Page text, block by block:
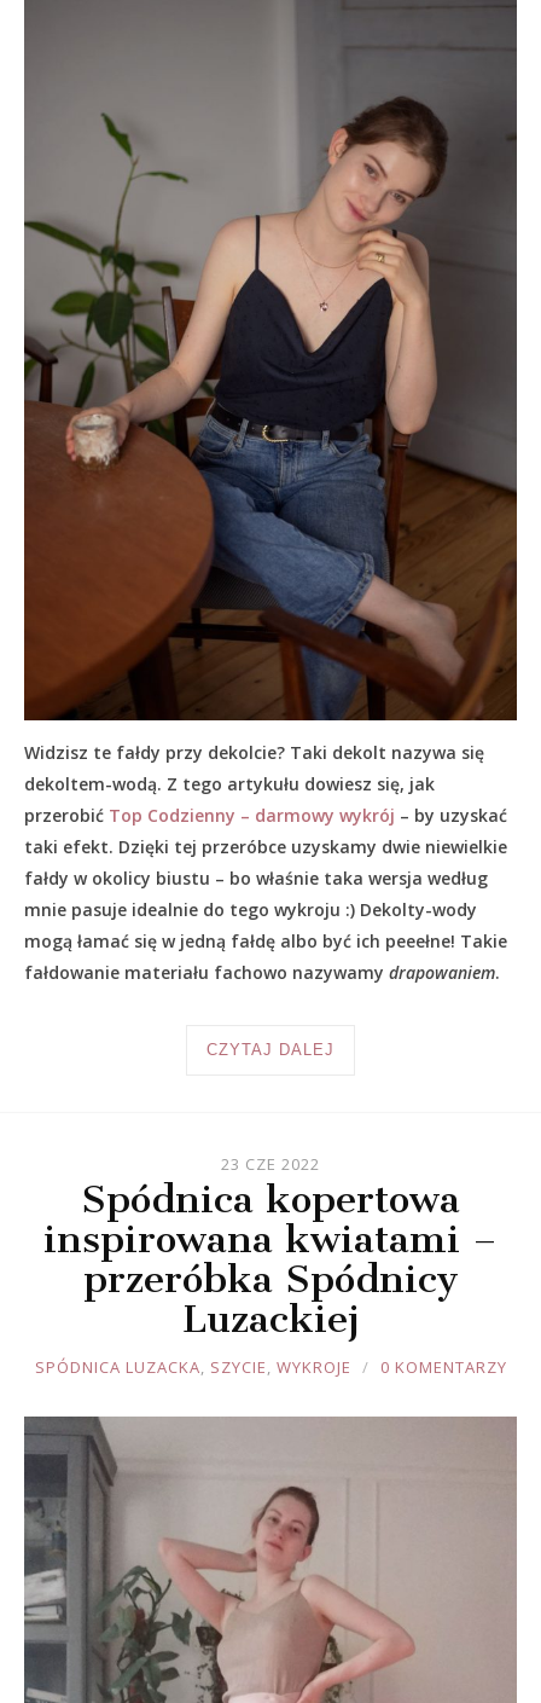
Widzisz te fałdy przy dekolcie? Taki dekolt nazywa się
dekoltem-wodą. Z tego artykułu dowiesz się, jak
przerobić Top Codzienny – darmowy wykrój – by uzyskać
taki efekt. Dzięki tej przeróbce uzyskamy dwie niewielkie
fałdy w okolicy biustu – bo właśnie taka wersja według
mnie pasuje idealnie do tego wykroju :) Dekolty-wody
mogą łamać się w jedną fałdę albo być ich peeełne! Takie
fałdowanie materiału fachowo nazywamy drapowaniem.
CZYTAJ DALEJ
23 CZE 2022
Spódnica kopertowa
inspirowana kwiatami –
przeróbka Spódnicy
Luzackiej
JOULE
SPÓDNICA LUZACKA, SZYCIE, WYKROJE 0 KOMENTARZY